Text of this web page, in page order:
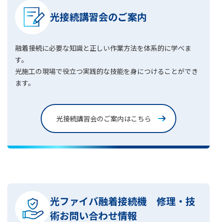
光接続講習会のご案内
融着接続に必要な知識と正しい作業方法を体系的に学べま
す。
光施工の現場で役立つ実践的な技能を身につけることができ
ます。
光接続講習会のご案内はこちら
光ファイバ融着接続機 修理・技
術お問い合わせ情報